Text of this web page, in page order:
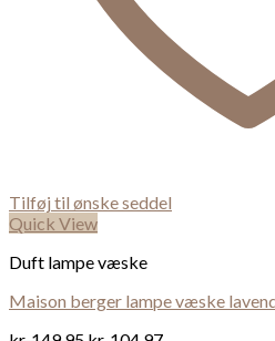
Tilføj til ønske seddel
Quick View
Duft lampe væske
Maison berger lampe væske